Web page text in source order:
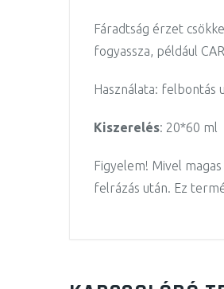
Fáradtság érzet
fogyassza, például
Használata: felbontás
Kiszerelés: 20*60 ml
Figyelem! Mivel
felrázás után. Ez